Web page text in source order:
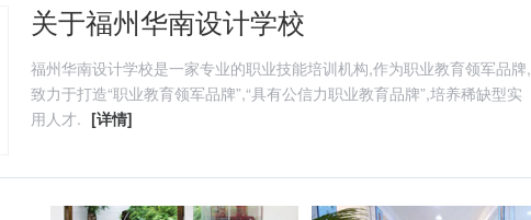
关于福州华南设计学校
福州华南设计学校是一家专业的职业技能培训机构,作为职业教育领军品牌,
致力于打造“职业教育领军品牌”,“具有公信力职业教育品牌”,培养稀缺型实
用人才. [详情]